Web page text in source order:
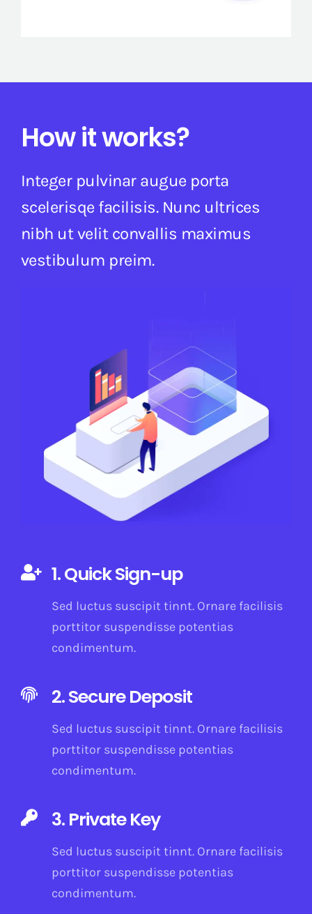
How it works?
Integer pulvinar augue porta
scelerisqe facilisis. Nunc ultrices
nibh ut velit convallis maximus
vestibulum preim.
1. Quick Sign-up
Sed luctus suscipit tinnt. Ornare facilisis
porttitor suspendisse potentias
condimentum.
2. Secure Deposit
Sed luctus suscipit tinnt. Ornare facilisis
porttitor suspendisse potentias
condimentum.
3. Private Key
Sed luctus suscipit tinnt. Ornare facilisis
porttitor suspendisse potentias
condimentum.